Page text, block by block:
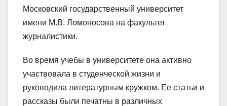
Московский государственный университет
имени М.В. Ломоносова на факультет
журналистики.
Во время учебы в университете она активно
участвовала в студенческой жизни и
руководила литературным кружком. Ее статьи и
рассказы были печатны в различных